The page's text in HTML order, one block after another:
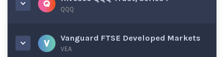
QQQ
Vanguard FTSE Developed Markets
VEA